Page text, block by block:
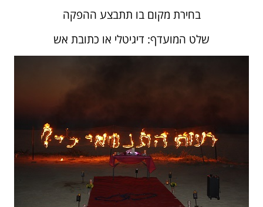
בחירת מקום בו תתבצע ההפקה
שלט המועדף: דיגיטלי או כתובת אש